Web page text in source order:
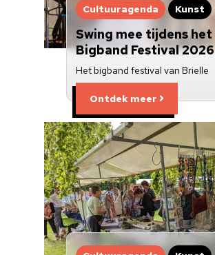
Cultuuragenda Kunst
Swing mee tijdens het
Bigband Festival 2026
Het bigband festival van Brielle
Ontdek meer